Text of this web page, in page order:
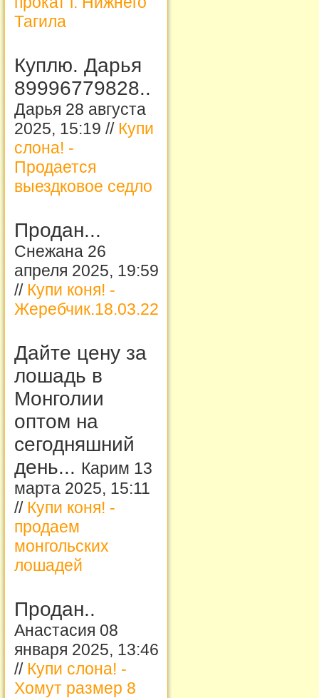
Тагила
Куплю. Дарья
89996779828..
Дарья 28 августа
2025, 15:19 // Купи
слона! -
Продается
выездковое седло
Продан...
Снежана 26
апреля 2025, 19:59
// Купи коня! -
Жеребчик.18.03.22
Дайте цену за
лошадь в
Монголии
оптом на
сегодняшний
день... Карим 13
марта 2025, 15:11
// Купи коня! -
продаем
монгольских
лошадей
Продан..
Анастасия 08
января 2025, 13:46
// Купи слона! -
Хомут размер 8